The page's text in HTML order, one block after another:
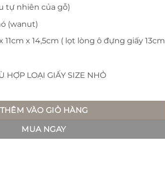
tự nhiên của gỗ)
(wanut)
11cm x 14,5cm ( lọt lòng ô đựng giấy 13cm
HỢP LOẠI GIẤY SIZE NHỎ
để đồ - Kusu 2 số lượng
THÊM VÀO GIỎ HÀNG
MUA NGAY